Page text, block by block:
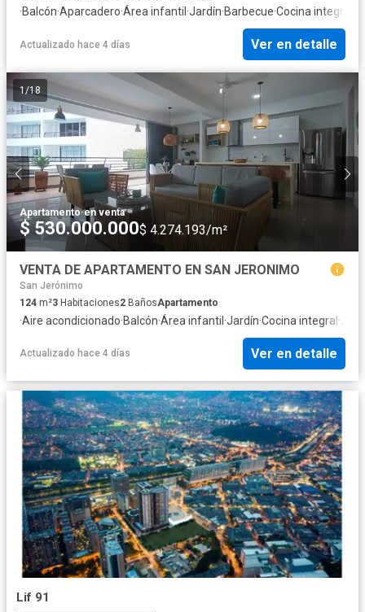
·Balcón·Aparcadero·Área infantil ·Jardín·Barbecue·Cocina integral
Actualizado hace 4 días Ver en detalle
1/18
Apartamento·en venta
$ 530.000.000$ 4.274.193/m²
VENTA DE APARTAMENTO EN SAN JERONIMO
San Jerónimo
124 m²3 Habitaciones2 BañosApartamento
·Aire acondicionado·Balcón·Área infantil·Jardín·Cocina integral·
Actualizado hace 4 días Ver en detalle
Lif 91